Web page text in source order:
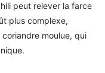
peut relever la farce
plus complexe,
moulue, qui